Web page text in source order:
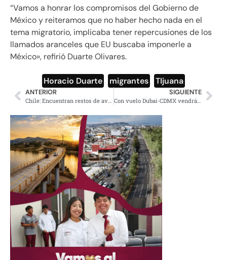
“Vamos a honrar los compromisos del Gobierno de
México y reiteramos que no haber hecho nada en el
tema migratorio, implicaba tener repercusiones de los
llamados aranceles que EU buscaba imponerle a
México», refirió Duarte Olivares.
Horacio Duarte migrantes TIjuana
ANTERIOR SIGUIENTE
Con vuelo Dubai-CDMX vendrán turistas de alto poder adquisitivo: Torruco